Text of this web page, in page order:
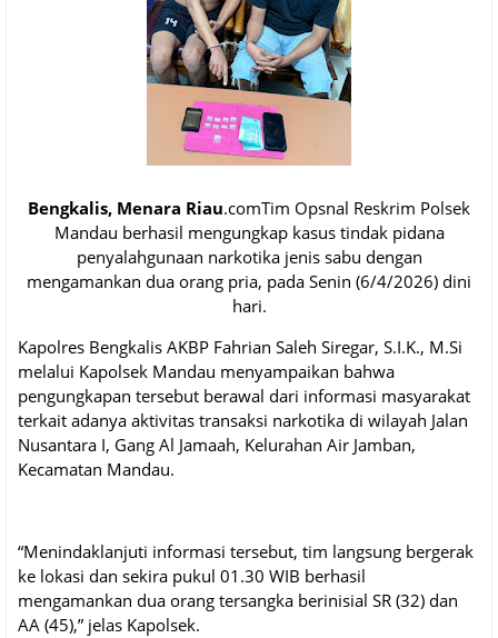
Bengkalis, Menara Riau.comTim Opsnal Reskrim Polsek
Mandau berhasil mengungkap kasus tindak pidana
penyalahgunaan narkotika jenis sabu dengan
mengamankan dua orang pria, pada Senin (6/4/2026) dini
hari.
Kapolres Bengkalis AKBP Fahrian Saleh Siregar, S.I.K., M.Si
melalui Kapolsek Mandau menyampaikan bahwa
pengungkapan tersebut berawal dari informasi masyarakat
terkait adanya aktivitas transaksi narkotika di wilayah Jalan
Nusantara I, Gang Al Jamaah, Kelurahan Air Jamban,
Kecamatan Mandau.
“Menindaklanjuti informasi tersebut, tim langsung bergerak
ke lokasi dan sekira pukul 01.30 WIB berhasil
mengamankan dua orang tersangka berinisial SR (32) dan
AA (45),” jelas Kapolsek.